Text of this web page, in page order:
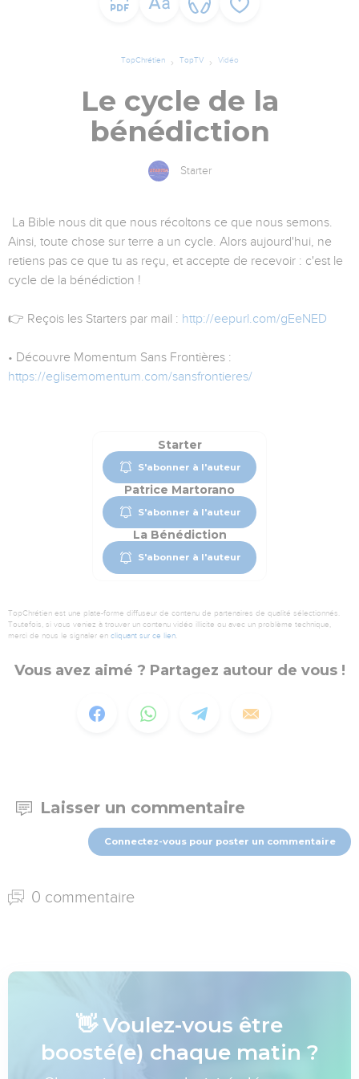
TopChrétien TopTV Vidéo
Le cycle de la
bénédiction
Starter
La Bible nous dit que nous récoltons ce que nous semons.
Ainsi, toute chose sur terre a un cycle. Alors aujourd'hui, ne
retiens pas ce que tu as reçu, et accepte de recevoir : c'est le
cycle de la bénédiction !
👉 Reçois les Starters par mail : http://eepurl.com/gEeNED
• Découvre Momentum Sans Frontières :
https://eglisemomentum.com/sansfrontieres/
Starter
S'abonner à l'auteur
Patrice Martorano
S'abonner à l'auteur
La Bénédiction
S'abonner à l'auteur
TopChrétien est une plate-forme diffuseur de contenu de partenaires de qualité sélectionnés.
Toutefois, si vous veniez à trouver un contenu vidéo illicite ou avec un problème technique,
merci de nous le signaler en cliquant sur ce lien
Vous avez aimé ? Partagez autour de vous !
Laisser un commentaire
Connectez-vous pour poster un commentaire
0 commentaire
👋 Voulez-vous être
boosté(e) chaque matin ?